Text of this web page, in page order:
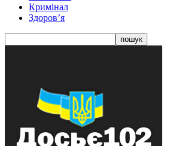
Кримінал
Здоров’я